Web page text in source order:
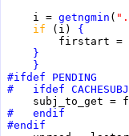
     i =
getngmin (
if (i) {
}
}
#ifdef
PENDING
#   ifdef CACHESUBJ
#   endif
#endif